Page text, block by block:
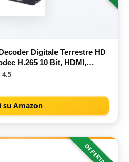
Digitale Terrestre HD
H.265 10 Bit, HDMI,
REC, Dimensioni
4.5
su Amazon
OFFERTA